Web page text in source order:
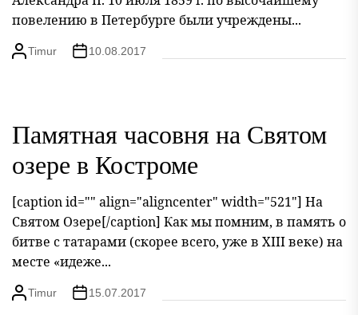
повелению в Петербурге были учреждены...
Timur 10.08.2017
Памятная часовня на Святом
озере в Костроме
[caption id="" align="aligncenter" width="521"] На
Святом Озере[/caption] Как мы помним, в память о
битве с татарами (скорее всего, уже в XIII веке) на
месте «идеже...
Timur 15.07.2017